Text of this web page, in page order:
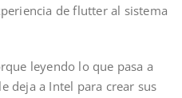
de flutter al sistema
leyendo lo que pasa a
deja a Intel para crear sus